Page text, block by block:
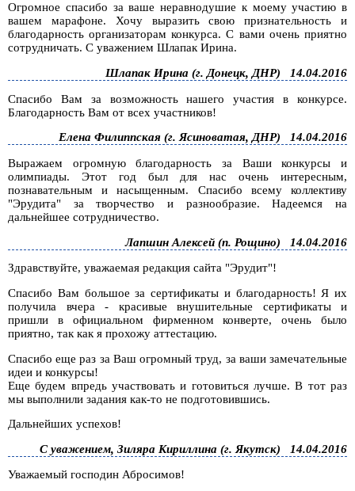
Огромное спасибо за ваше неравнодушие к моему участию в
вашем марафоне. Хочу выразить свою признательность и
благодарность организаторам конкурса. С вами очень приятно
сотрудничать. С уважением Шлапак Ирина.
Шлапак Ирина (г. Донецк, ДНР) 14.04.2016
Спасибо Вам за возможность нашего участия в конкурсе.
Благодарность Вам от всех участников!
Елена Филиппская (г. Ясиноватая, ДНР) 14.04.2016
Выражаем огромную благодарность за Ваши конкурсы и
олимпиады. Этот год был для нас очень интересным,
познавательным и насыщенным. Спасибо всему коллективу
"Эрудита" за творчество и разнообразие. Надеемся на
дальнейшее сотрудничество.
Лапшин Алексей (п. Рощино) 14.04.2016
Здравствуйте, уважаемая редакция сайта "Эрудит"!
Спасибо Вам большое за сертификаты и благодарность! Я их
получила вчера - красивые внушительные сертификаты и
пришли в официальном фирменном конверте, очень было
приятно, так как я прохожу аттестацию.
Спасибо еще раз за Ваш огромный труд, за ваши замечательные
идеи и конкурсы!
Еще будем впредь участвовать и готовиться лучше. В тот раз
мы выполнили задания как-то не подготовившись.
Дальнейших успехов!
С уважением, Зиляра Кириллина (г. Якутск) 14.04.2016
Уважаемый господин Абросимов!